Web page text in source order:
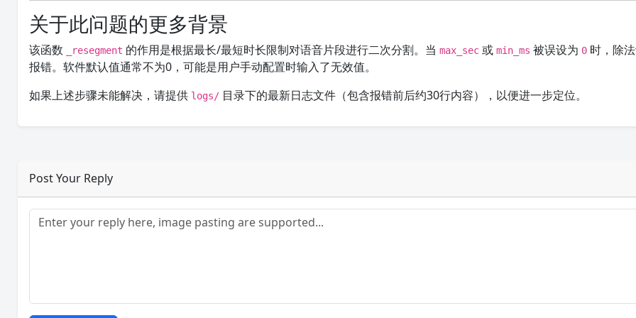
关于此问题的更多背景
该函数 _resegment 的作用是根据最长/最短时长限制对语音片段进行二次分割。当max_sec 或min_ms 被误设为 0 时，除
报错。软件默认值通常不为0，可能是用户手动配置时输入了无效值。
如果上述步骤未能解决，请提供 logs/ 目录下的最新日志文件（包含报错前后约30行内容），以便进一步定位。
Post Your Reply